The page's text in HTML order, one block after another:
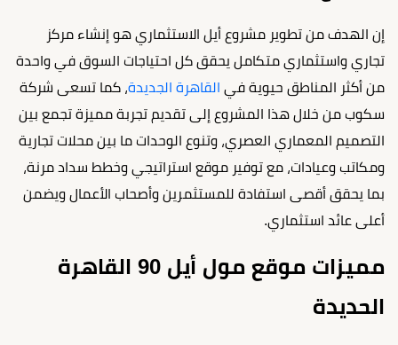
إن الهدف من تطوير مشروع أيل الاستثماري هو إنشاء مركز
تجاري واستثماري متكامل يحقق كل احتياجات السوق في واحدة
من أكثر المناطق حيوية في القاهرة الجديدة، كما تسعى شركة
سكوب من خلال هذا المشروع إلى تقديم تجربة مميزة تجمع بين
التصميم المعماري العصري، وتنوع الوحدات ما بين محلات تجارية
ومكاتب وعيادات، مع توفير موقع استراتيجي وخطط سداد مرنة،
بما يحقق أقصى استفادة للمستثمرين وأصحاب الأعمال ويضمن
أعلى عائد استثماري.
مميزات موقع مول أيل 90 القاهرة
الحديدة